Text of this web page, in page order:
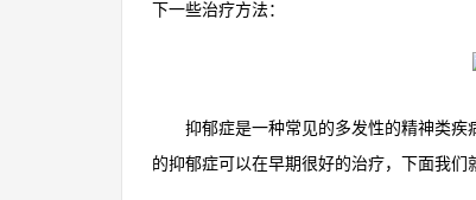
下一些治疗方法：
抑郁症是一种常见的多发性的精神类疾
的抑郁症可以在早期很好的治疗，下面我们